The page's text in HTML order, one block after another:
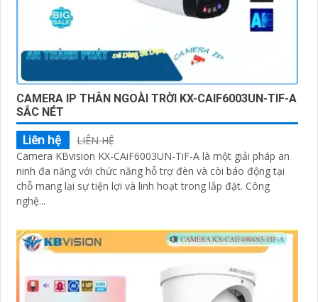
CAMERA IP THÂN NGOÀI TRỜI KX-CAIF6003UN-TIF-A
SẮC NÉT
Liên hệ
LIÊN HỆ
Camera KBvision KX-CAiF6003UN-TiF-A là một giải pháp an
ninh đa năng với chức năng hỗ trợ đèn và còi báo động tại
chỗ mang lại sự tiện lợi và linh hoạt trong lắp đặt. Công
nghệ...